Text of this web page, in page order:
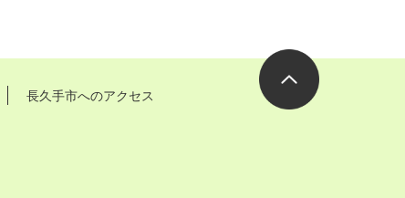
長久手市へのアクセス